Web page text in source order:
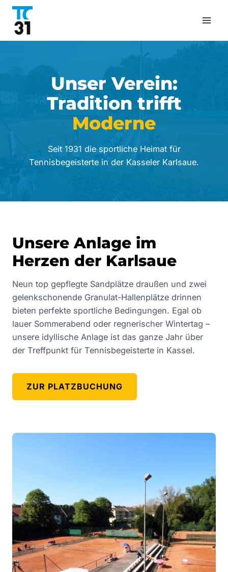
Zum
Inhalt
springen
Unser Verein:
Tradition trifft
Moderne
Seit 1931 die sportliche Heimat für
Tennisbegeisterte in der Kasseler Karlsaue.
Unsere Anlage im
Herzen der Karlsaue
Neun top gepflegte Sandplätze draußen und zwei
gelenkschonende Granulat-Hallenplätze drinnen
bieten perfekte sportliche Bedingungen. Egal ob
lauer Sommerabend oder regnerischer Wintertag –
unsere idyllische Anlage ist das ganze Jahr über
der Treffpunkt für Tennisbegeisterte in Kassel.
ZUR PLATZBUCHUNG